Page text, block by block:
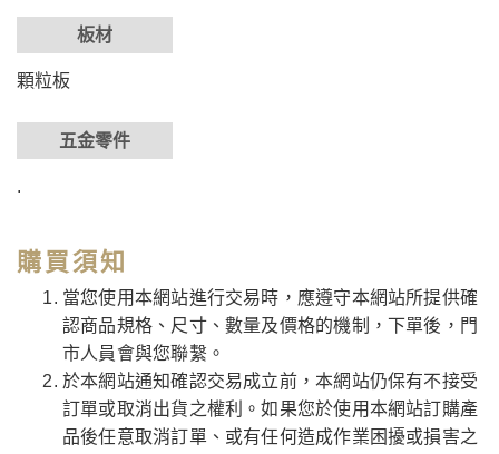
板材
顆粒板
五金零件
.
購買須知
當您使用本網站進行交易時，應遵守本網站所提供確
認商品規格、尺寸、數量及價格的機制，下單後，門
市人員會與您聯繫。
於本網站通知確認交易成立前，本網站仍保有不接受
訂單或取消出貨之權利。如果您於使用本網站訂購產
品後任意取消訂單、或有任何造成作業困擾或損害之